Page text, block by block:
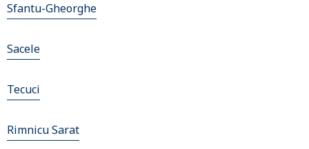
Sfantu-Gheorghe
Sacele
Tecuci
Rimnicu Sarat